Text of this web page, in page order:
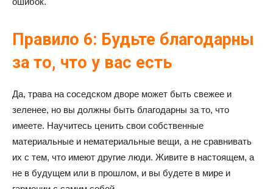
Правило 6: Будьте благодарны
за то, что у вас есть
Да, трава на соседском дворе может быть свежее и
зеленее, но вы должны быть благодарны за то, что
имеете. Научитесь ценить свои собственные
материальные и нематериальные вещи, а не сравнивать
их с тем, что имеют другие люди. Живите в настоящем, а
не в будущем или в прошлом, и вы будете в мире и